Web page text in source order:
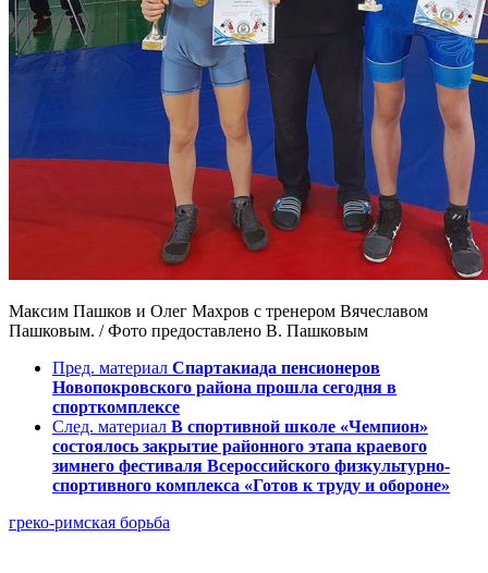
Максим Пашков и Олег Махров с тренером Вячеславом
Пашковым. / Фото предоставлено В. Пашковым
Пред. материал Спартакиада пенсионеров
Новопокровского района прошла сегодня в
спорткомплексе
След. материал В спортивной школе «Чемпион»
состоялось закрытие районного этапа краевого
зимнего фестиваля Всероссийского физкультурно-
спортивного комплекса «Готов к труду и обороне»
греко-римская борьба